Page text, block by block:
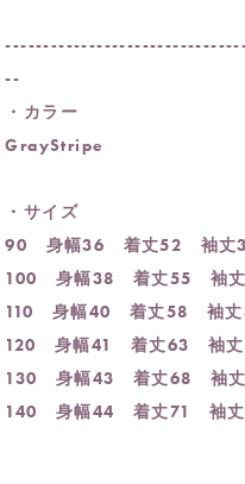
--
・カラー
GrayStripe
・サイズ
90 身幅36 着丈52 袖丈
100 身幅38 着丈55 袖
110 身幅40 着丈58 袖丈
120 身幅41 着丈63 袖丈
130 身幅43 着丈68 袖
140 身幅44 着丈71 袖